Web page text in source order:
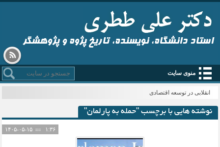
استاد دانشگاه، نویسنده، تاریخ پژوه و پژوهشگر
منوی سایت
انقلابی در توسعه اقتصادی
نوشته هایی با برچسب "حمله به پارلمان"
۱:۳۶